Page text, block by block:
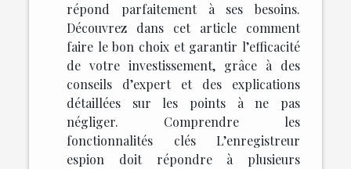
répond parfaitement à ses besoins.
Découvrez dans cet article comment
faire le bon choix et garantir l’efficacité
de votre investissement, grâce à des
conseils d’expert et des explications
détaillées sur les points à ne pas
négliger. Comprendre les
fonctionnalités clés L’enregistreur
espion doit répondre à plusieurs